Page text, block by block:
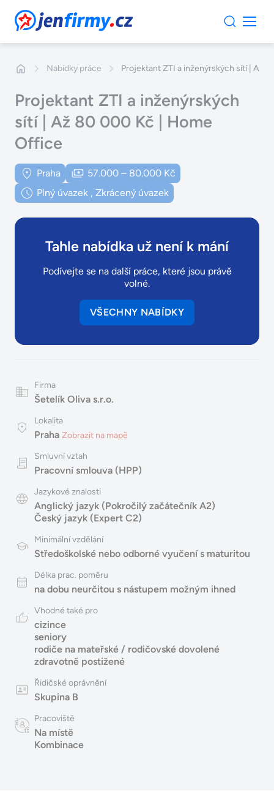
JenFirmy.cz
Nabídky práce Projektant ZTI a inženýrských sítí | Až
Projektant ZTI a inženýrských
sítí | Až 80 000 Kč | Home
Office
Praha
57.000 – 80.000 Kč
Plný úvazek , Zkrácený úvazek
Tahle nabídka už není k mání
Podívejte se na další práce, které jsou právě
volné.
VŠECHNY NABÍDKY
Firma
Šetelík Oliva s.r.o.
Lokalita
Praha Zobrazit na mapě
Smluvní vztah
Pracovní smlouva (HPP)
Jazykové znalosti
Anglický jazyk (Pokročilý začátečník A2)
Český jazyk (Expert C2)
Minimální vzdělání
Středoškolské nebo odborné vyučení s maturitou
Délka prac. poměru
na dobu neurčitou s nástupem možným ihned
Vhodné také pro
cizince
seniory
rodiče na mateřské / rodičovské dovolené
zdravotně postižené
Řidičské oprávnění
Skupina B
Pracoviště
Na místě
Kombinace